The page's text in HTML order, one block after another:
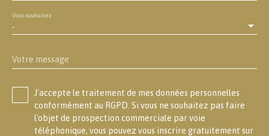
-
Vous souhaitez
Votre message
J'accepte le traitement de mes données personnelles
conformément au RGPD. Si vous ne souhaitez pas faire
l'objet de prospection commerciale par voie
téléphonique, vous pouvez vous inscrire gratuitement sur